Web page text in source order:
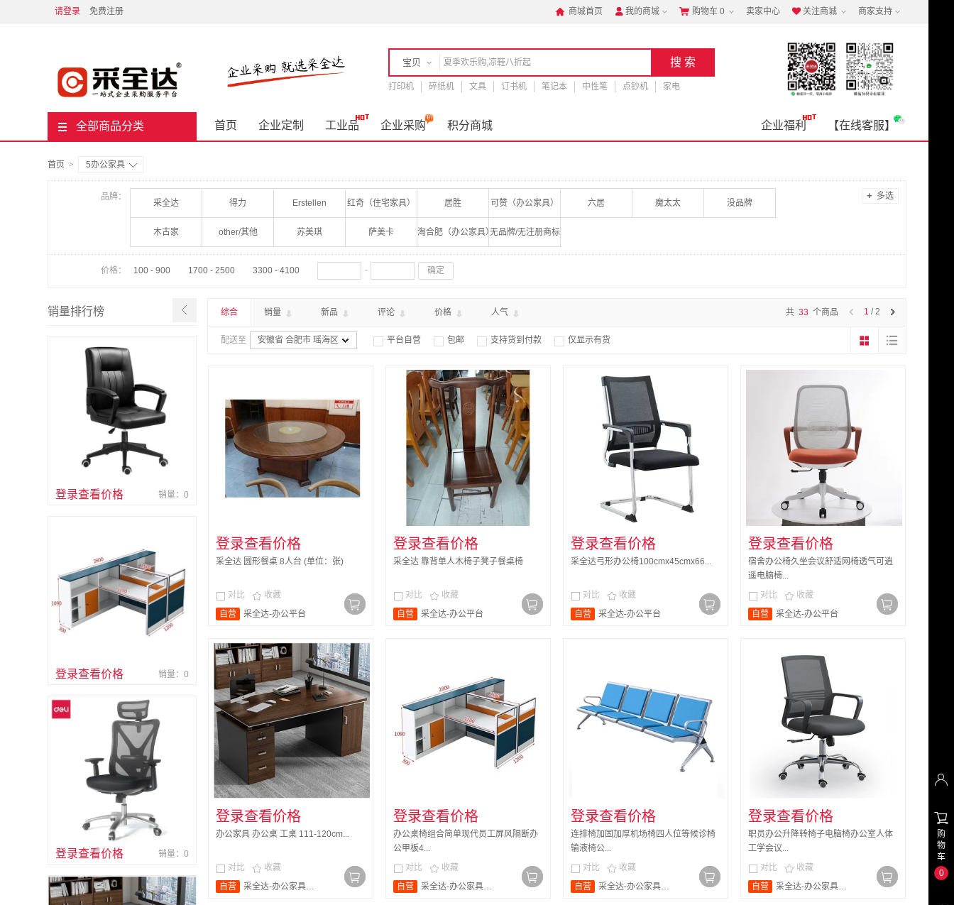
请登录 免费注册  商城首页  我的商城  购物车 0 卖家中心 关注商城 商家支持
宝贝
店铺
打印机 碎纸机 文具 订书机 笔记本 中性笔 点钞机
家电
全部商品分类 首页 企业定制 工业品 企业采购 积分商城 【在线客服】
企业福利
首页 > 5办公家具
品牌： + 多选
采全达 得力 Erstellen 红奇（住宅家具） 居胜 可赞（办公家具） 六居 魔太太 没品牌
木古家 other/其他 苏美琪 萨美卡 淘合肥（办公家具）无品牌/无注册商标
价格： 100 - 900 1700 - 2500 3300 - 4100 确定
销量排行榜
登录查看价格 销量：0
登录查看价格 销量：0
登录查看价格 销量：0
综合 销量 新品 评论 价格 人气 1 / 2
共 33 个商品
配送至 安徽省 合肥市 瑶海区 平台自营 包邮 支持货到付款 仅显示有货
登录查看价格
采全达 圆形餐桌 8人台 (单位：张)
对比  收藏
自营
采全达-办公平台
登录查看价格
采全达 靠背单人木椅子凳子餐桌椅
对比  收藏
自营
采全达-办公平台
登录查看价格
采全达弓形办公椅100cmx45cmx66...
对比  收藏
自营
采全达-办公平台
登录查看价格
宿舍办公椅久坐会议舒适网椅透气可逍
遥电脑椅...
对比  收藏
自营
采全达-办公平台
登录查看价格
办公家具 办公桌 工桌 111-120cm...
对比  收藏
自营
采全达-办公家具旗舰店
登录查看价格
办公桌椅组合简单现代员工屏风隔断办
公甲板4...
对比  收藏
自营
采全达-办公家具旗舰店
登录查看价格
连排椅加固加厚机场椅四人位等候诊椅
输液椅公...
对比  收藏
自营
采全达-办公家具旗舰店
登录查看价格
职员办公升降转椅子电脑椅办公室人体
工学会议...
对比  收藏
自营
采全达-办公家具旗舰店


购
物
车
0